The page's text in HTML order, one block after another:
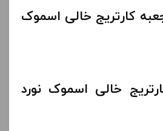
کارتریج خالی اسموک
خالی اسموک نورد